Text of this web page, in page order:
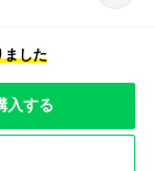
ました
入する